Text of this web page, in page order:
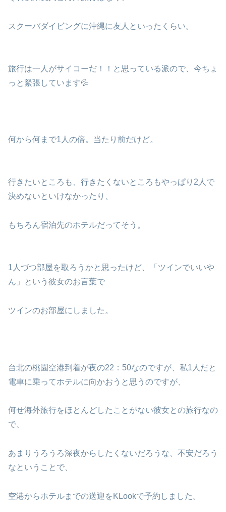
スクーバダイビングに沖縄に友人といったくらい。
旅行は一人がサイコーだ！！と思っている派ので、今ちょ
っと緊張しています💦
何から何まで1人の倍。当たり前だけど。
行きたいところも、行きたくないところもやっぱり2人で
決めないといけなかったり、
もちろん宿泊先のホテルだってそう。
1人づつ部屋を取ろうかと思ったけど、「ツインでいいや
ん」という彼女のお言葉で
ツインのお部屋にしました。
台北の桃園空港到着が夜の22：50なのですが、私1人だと
電車に乗ってホテルに向かおうと思うのですが、
何せ海外旅行をほとんどしたことがない彼女との旅行なの
で、
あまりうろうろ深夜からしたくないだろうな、不安だろう
なということで、
空港からホテルまでの送迎をKLookで予約しました。